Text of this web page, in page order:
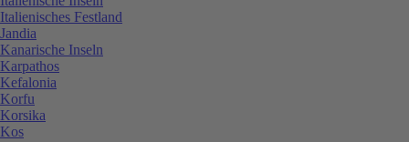
Italienisches Festland
Jandia
Kanarische Inseln
Karpathos
Kefalonia
Korfu
Korsika
Kos